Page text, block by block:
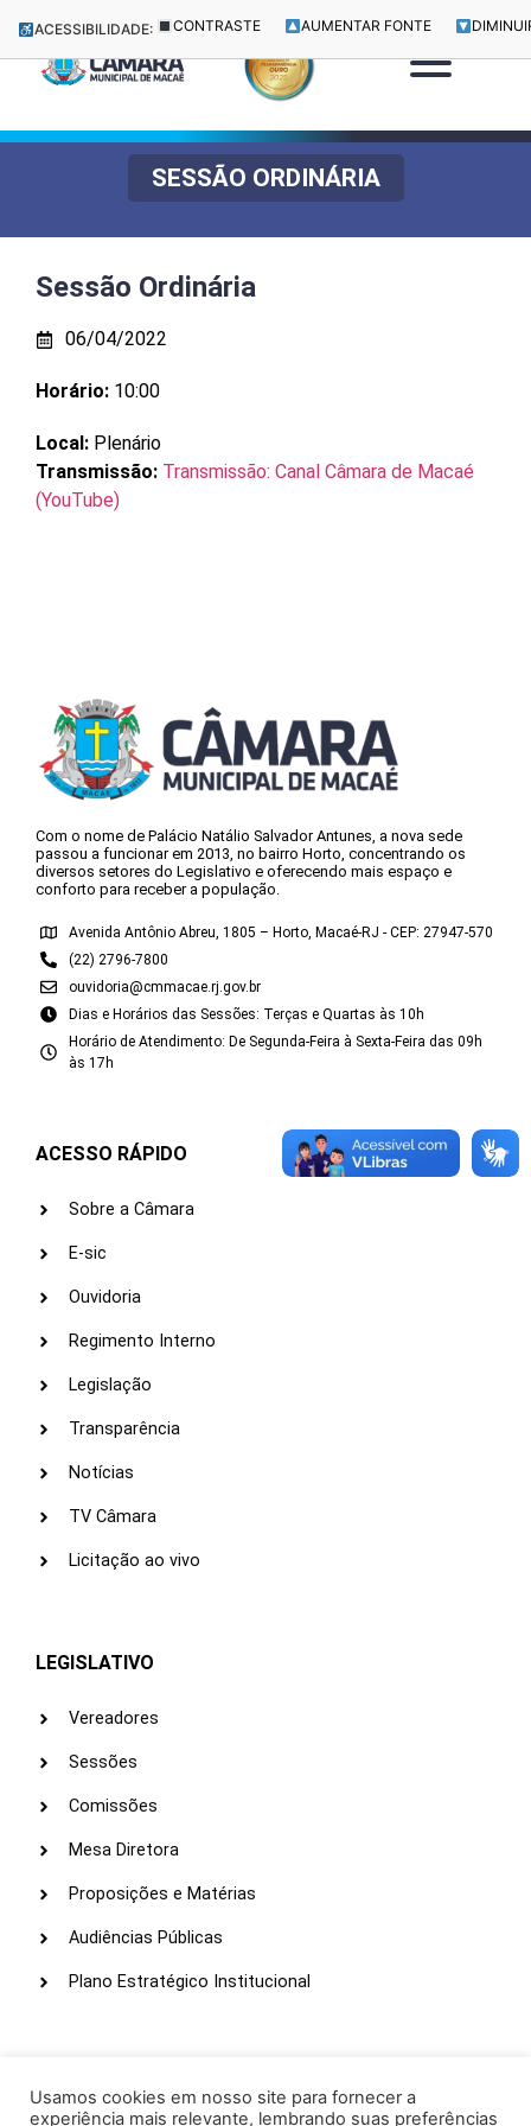
ACESSIBILIDADE: CONTRASTE AUMENTAR FONTE
SESSÃO ORDINÁRIA
Sessão Ordinária
06/04/2022
Horário: 10:00
Local: Plenário
Transmissão: Transmissão: Canal Câmara de Macaé
(YouTube)
Com o nome de Palácio Natálio Salvador Antunes, a nova sede
passou a funcionar em 2013, no bairro Horto, concentrando os
diversos setores do Legislativo e oferecendo mais espaço e
conforto para receber a população.
Avenida Antônio Abreu, 1805 – Horto, Macaé-RJ - CEP: 27947-570
(22) 2796-7800
ouvidoria@cmmacae.rj.gov.br
Dias e Horários das Sessões: Terças e Quartas às 10h
Horário de Atendimento: De Segunda-Feira à Sexta-Feira das 09h
às 17h
ACESSO RÁPIDO
Sobre a Câmara
E-sic
Ouvidoria
Regimento Interno
Legislação
Transparência
Notícias
TV Câmara
Licitação ao vivo
LEGISLATIVO
Vereadores
Sessões
Comissões
Mesa Diretora
Proposições e Matérias
Audiências Públicas
Plano Estratégico Institucional
Webmail
Usamos cookies em nosso site para fornecer a
experiência mais relevante, lembrando suas preferências